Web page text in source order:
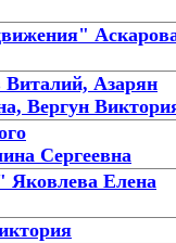
Азарян
Вергун
Сергеевна
Яковлева Елена